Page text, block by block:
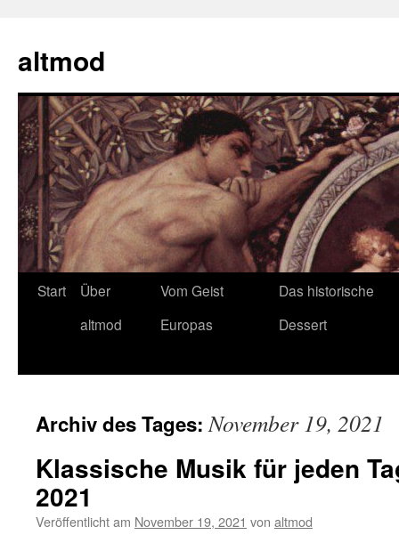
springen
altmod
Start
Über
altmod
Vom Geist
Europas
Das historische
Dessert
Archiv des Tages:November 19, 2021
Klassische Musik für jeden
2021
Veröffentlicht am November 19, 2021 von altmod